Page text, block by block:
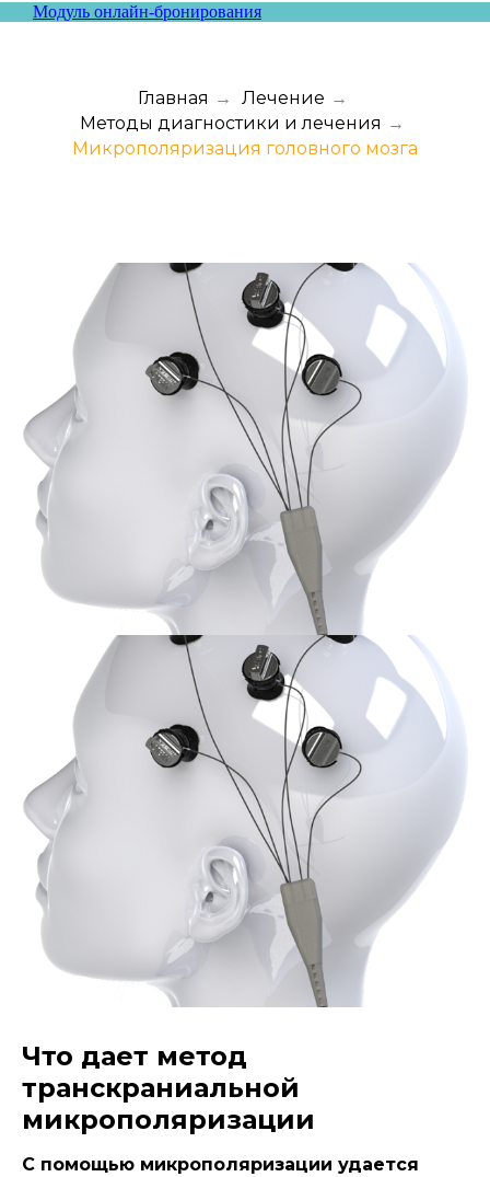
Модуль онлайн-бронирования
Главная → Лечение →
Методы диагностики и лечения →
Микрополяризация головного мозга
Что дает метод
транскраниальной
микрополяризации
С помощью микрополяризации удается